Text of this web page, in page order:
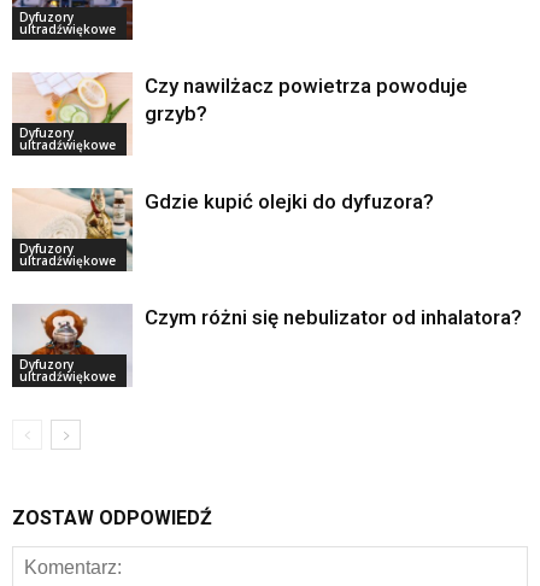
Dyfuzory
ultradźwiękowe
Dyfuzory
ultradźwiękowe
Czy nawilżacz powietrza powoduje
grzyb?
Dyfuzory
ultradźwiękowe
Gdzie kupić olejki do dyfuzora?
Dyfuzory
ultradźwiękowe
Czym różni się nebulizator od inhalatora?
ZOSTAW ODPOWIEDŹ